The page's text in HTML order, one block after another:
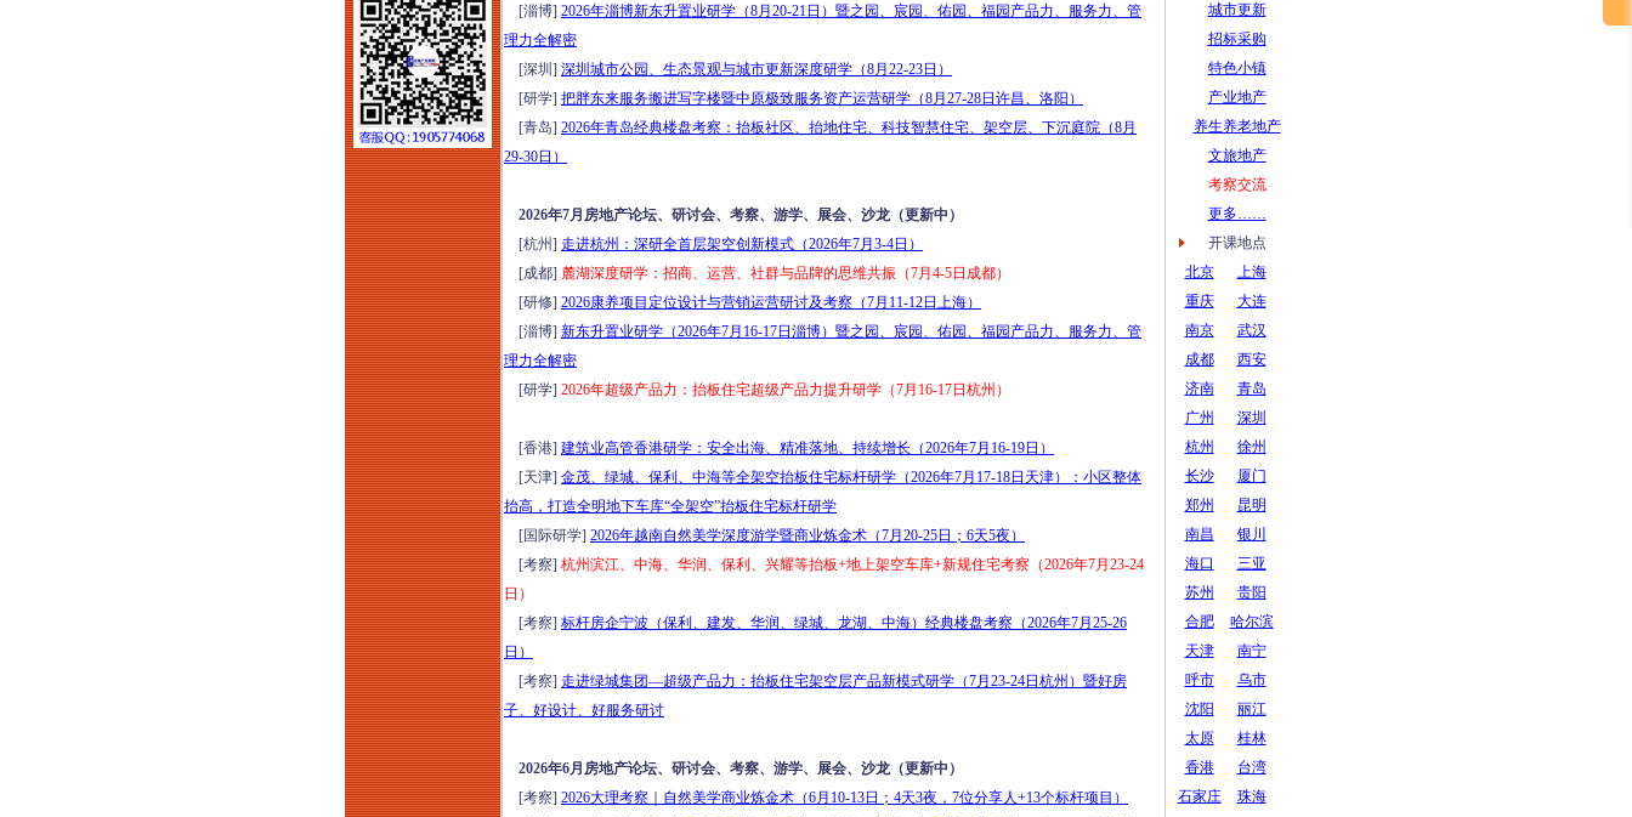
金申报、城市更新、
国企市场化转型实操
高级研修（8月6日西
安）
全域六网投融资规划
与市场拓展能力高阶
培训（2026年8月7-8
日北京）
嵌入式社区+居家养
老落地实操研学
（2026年8月7日-9日
济南）
新版清单计价标准落
地实操、造价争议化
解与全过程造价合规
管理专题培训（2026
年8月7日西安）
存量时代地产新媒体
全域营销体系（短视
频+小红书+短剧+直
播）高效获客全链路
落地转化实战培训
（2026年8月8-9日郑
州）
商业地产全流程与资
产管理提升研修（8
月8-9日石家庄）公募
REITs解析、策划定
[淄博] 2026年淄博新东升置业研学（8月20-21日）暨之园、宸园、佑园、福园产品力、服务力、管
理力全解密
[深圳] 深圳城市公园、生态景观与城市更新深度研学（8月22-23日）
[研学] 把胖东来服务搬进写字楼暨中原极致服务资产运营研学（8月27-28日许昌、洛阳）
[青岛] 2026年青岛经典楼盘考察：抬板社区、抬地住宅、科技智慧住宅、架空层、下沉庭院（8月
29-30日）
2026年7月房地产论坛、研讨会、考察、游学、展会、沙龙（更新中）
[杭州] 走进杭州：深研全首层架空创新模式（2026年7月3-4日）
[成都] 麓湖深度研学：招商、运营、社群与品牌的思维共振（7月4-5日成都）
[研修] 2026康养项目定位设计与营销运营研讨及考察（7月11-12日上海）
[淄博] 新东升置业研学（2026年7月16-17日淄博）暨之园、宸园、佑园、福园产品力、服务力、管
理力全解密
[研学] 2026年超级产品力：抬板住宅超级产品力提升研学（7月16-17日杭州）
[香港] 建筑业高管香港研学：安全出海、精准落地、持续增长（2026年7月16-19日）
[天津] 金茂、绿城、保利、中海等全架空抬板住宅标杆研学（2026年7月17-18日天津）：小区整体
抬高，打造全明地下车库“全架空”抬板住宅标杆研学
[国际研学] 2026年越南自然美学深度游学暨商业炼金术（7月20-25日；6天5夜）
[考察] 杭州滨江、中海、华润、保利、兴耀等抬板+地上架空车库+新规住宅考察（2026年7月23-24
日）
[考察] 标杆房企宁波（保利、建发、华润、绿城、龙湖、中海）经典楼盘考察（2026年7月25-26
日）
[考察] 走进绿城集团—超级产品力：抬板住宅架空层产品新模式研学（7月23-24日杭州）暨好房
子、好设计、好服务研讨
2026年6月房地产论坛、研讨会、考察、游学、展会、沙龙（更新中）
[考察] 2026大理考察｜自然美学商业炼金术（6月10-13日；4天3夜，7位分享人+13个标杆项目）
城市更新
招标采购
特色小镇
产业地产
养生养老地产
文旅地产
考察交流
更多……
开课地点
北京
上海
重庆
大连
南京
武汉
成都
西安
济南
青岛
广州
深圳
杭州
徐州
长沙
厦门
郑州
昆明
南昌
银川
海口
三亚
苏州
贵阳
合肥
哈尔滨
天津
南宁
呼市
乌市
沈阳
丽江
太原
桂林
香港
台湾
石家庄
珠海